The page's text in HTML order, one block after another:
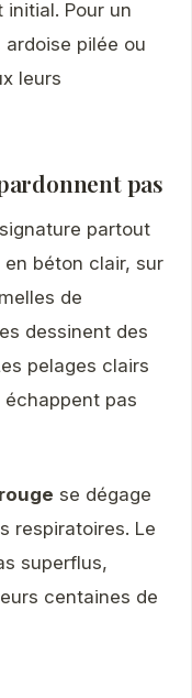
initial. Pour un
pilée ou
leurs
pas
partout
béton clair, sur
de
dessinent des
pelages clairs
pas
se dégage
respiratoires. Le
superflus,
centaines de